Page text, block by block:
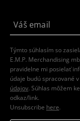
Týmto súhlasím so
E.M.P. Merchandising
pravidelne mi posielať
údaje budú spracované
údajov. Súhlas môžem
odkaz/link.
Unsubscribe here.